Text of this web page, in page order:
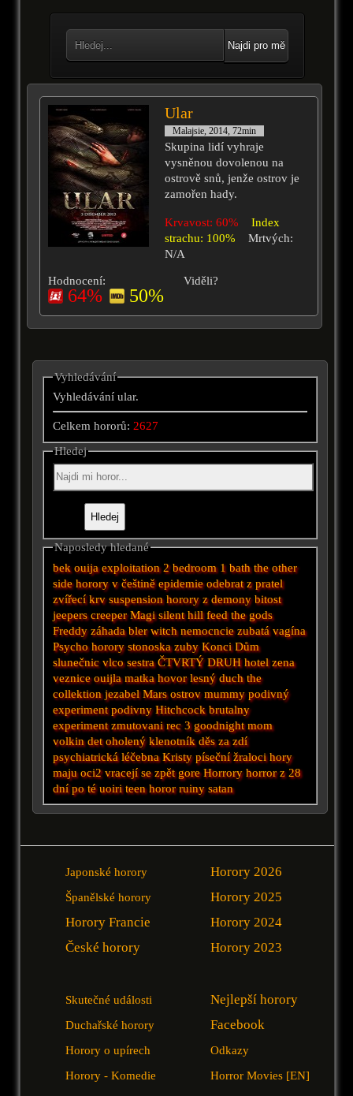
Najdi pro mě
Ular
Malajsie, 2014, 72min
Skupina lidí vyhraje
vysněnou dovolenou na
ostrově snů, jenže ostrov je
zamořen hady.
Krvavost: 60%
Index
strachu: 100%
Mrtvých:
N/A
Hodnocení:
64% 50%
Viděli?
Vyhledávání
Vyhledávání ular.
Celkem hororů:2627
Hledej
Naposledy hledané
bek ouija exploitation 2 bedroom 1 bath the other
side horory v češtině epidemie odebrat z pratel
zvířecí krv suspension horory z demony bitost
jeepers creeper Magi silent hill feed the gods
Freddy záhada bler witch nemocncie zubatá vagína
Psycho horory stonoska zuby Konci Dům
slunečnic vlco sestra ČTVRTÝ DRUH hotel zena
veznice ouijla matka hovor lesný duch the
collektion jezabel Mars ostrov mummy podivný
experiment podivny Hitchcock brutalny
experiment zmutovani rec 3 goodnight mom
volkin det oholený klenotník děs za zdí
psychiatrická léčebna Kristy píseční žraloci hory
maju oci2 vracejí se zpět gore Horrory horror z 28
dní po té uoiri teen horor ruiny satan
Japonské horory
Španělské horory
Horory Francie
České horory
Horory 2026
Horory 2025
Horory 2024
Horory 2023
Skutečné události
Duchařské horory
Horory o upírech
Horory - Komedie
Nejlepší horory
Facebook
Odkazy
Horror Movies [EN]